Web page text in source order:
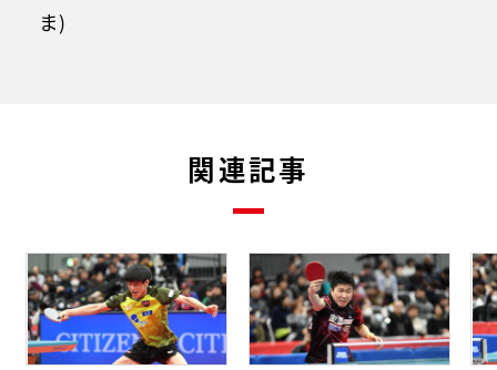
ま)
関連記事